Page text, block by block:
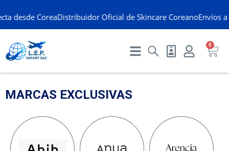
desde CoreaDistribuidor Oficial de Skincare CoreanoEnvíos a
0
MARCAS EXCLUSIVAS